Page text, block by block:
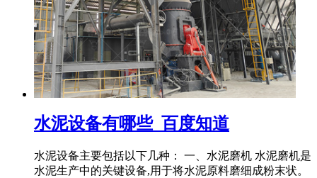
水泥设备有哪些_百度知道
水泥设备主要包括以下几种： 一、水泥磨机 水泥磨机是
水泥生产中的关键设备,用于将水泥原料磨细成粉末状。